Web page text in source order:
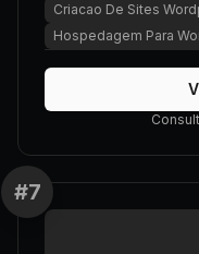
Criacao De Sites
Hospedagem Para
#7